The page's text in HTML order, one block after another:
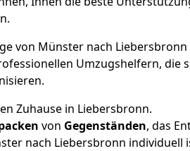
von Münster nach
Umzugshelfern, die
Zuhause in Liebersbronn.
von Gegenständen, das
nach Liebersbronn individuell